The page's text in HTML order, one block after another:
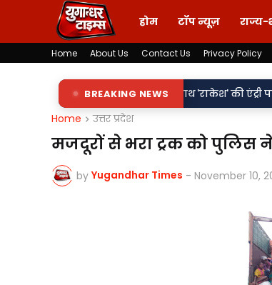
होम टॉप न्यूज़
Home About Us Contact Us Privacy Policy
BREAKING NEWS
पर 'किरन' के साथ 'राकेश' की एंट्री पर सवाल•
Home उत्तर प्रदेश
मजदूरों से भरा ट्रक को पुलिस
by Yugandhar Times - November 10,